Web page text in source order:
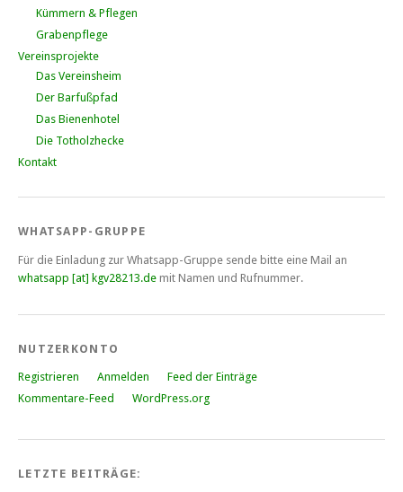
Kümmern & Pflegen
Grabenpflege
Vereinsprojekte
Das Vereinsheim
Der Barfußpfad
Das Bienenhotel
Die Totholzhecke
Kontakt
WHATSAPP-GRUPPE
Für die Einladung zur Whatsapp-Gruppe sende bitte eine Mail an
whatsapp [at] kgv28213.de mit Namen und Rufnummer.
NUTZERKONTO
Registrieren Anmelden
Feed der Einträge
Kommentare-Feed
WordPress.org
LETZTE BEITRÄGE: